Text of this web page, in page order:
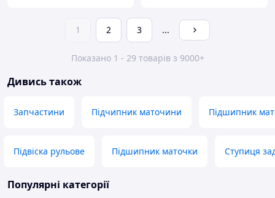
1 2 3 ...
Показано 1 - 29 товарів з 9000+
Дивись також
Запчастини Підчипник маточини Підшипник
Підвіска рульове Підшипник маточки Ступиця
Популярні категорії